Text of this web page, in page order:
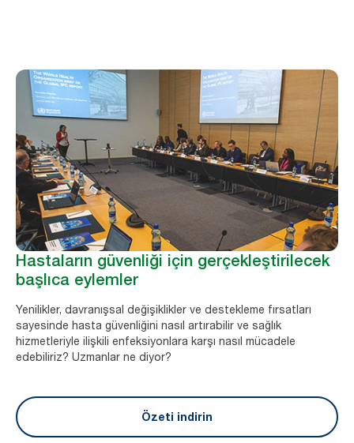
Hastaların güvenliği için gerçekleştirilecek
başlıca eylemler
Yenilikler, davranışsal değişiklikler ve destekleme fırsatları
sayesinde hasta güvenliğini nasıl artırabilir ve sağlık
hizmetleriyle ilişkili enfeksiyonlara karşı nasıl mücadele
edebiliriz? Uzmanlar ne diyor?
Özeti indirin